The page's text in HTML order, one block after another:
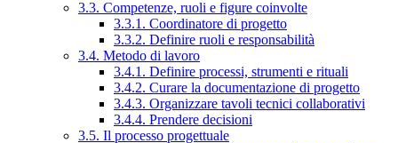
3.3. Competenze, ruoli e figure coinvolte
3.3.1. Coordinatore di progetto
3.3.2. Definire ruoli e responsabilità
3.4. Metodo di lavoro
3.4.1. Definire processi, strumenti e rituali
3.4.2. Curare la documentazione di progetto
3.4.3. Organizzare tavoli tecnici collaborativi
3.4.4. Prendere decisioni
3.5. Il processo progettuale